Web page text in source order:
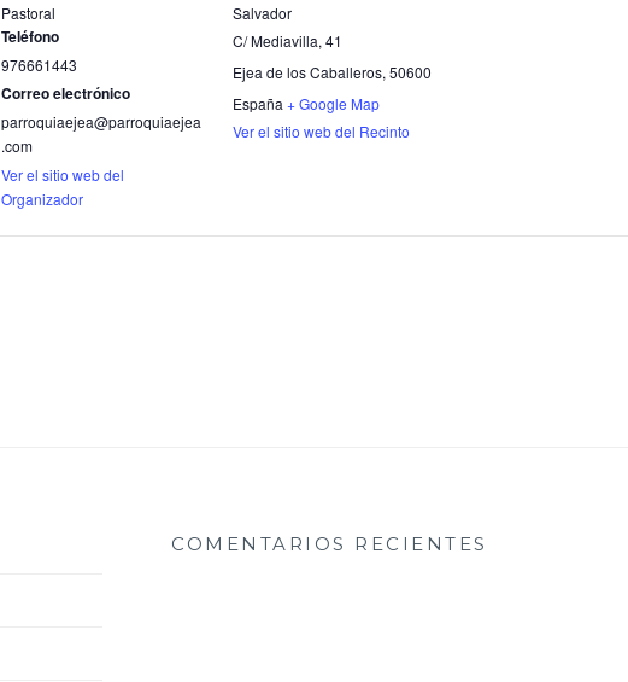
Pastoral
Teléfono
976661443
Correo electrónico
parroquiaejea@parroquiaejea
.com
Ver el sitio web del
Organizador
Salvador
C/ Mediavilla, 41
Ejea de los Caballeros, 50600
España + Google Map
Ver el sitio web del Recinto
COMENTARIOS RECIENTES